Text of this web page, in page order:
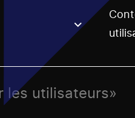
selecting an option.
les utilisateurs»